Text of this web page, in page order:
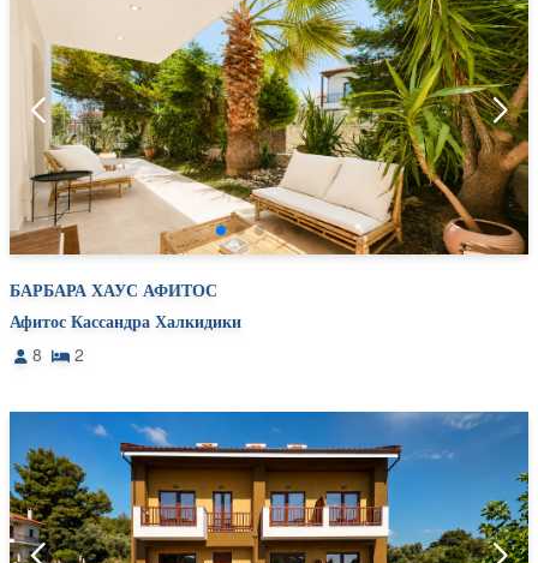
БАРБАРА ХАУС АФИТОС
Афитос Кассандра Халкидики
8 2